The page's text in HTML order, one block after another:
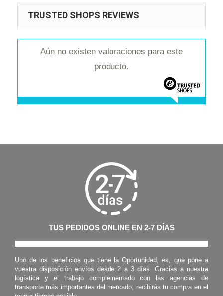
TRUSTED SHOPS REVIEWS
Aún no existen valoraciones para este
producto.
TUS PEDIDOS ONLINE EN 2-7 DÍAS
Uno de los beneficios que tiene la Oportunidad, es, que pone a
vuestra disposición envíos desde 2 a 3 días. Gracias a nuestra
logística y el trabajo complementado con las agencias de
transporte más importantes del mercado, recibirás tu compra en el